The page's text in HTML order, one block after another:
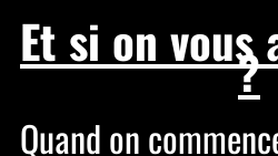
Et si on ?
Quand on